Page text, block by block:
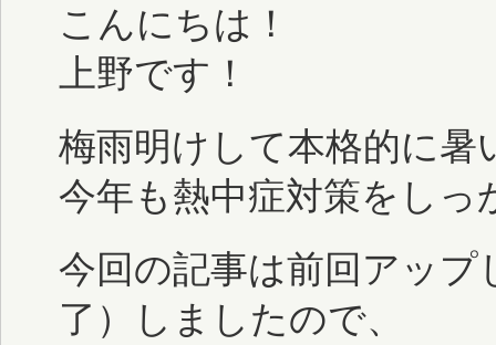
こんにちは！
上野です！
梅雨明けして本格的に
今年も熱中症対策をし
今回の記事は前回アッ
了）しましたので、